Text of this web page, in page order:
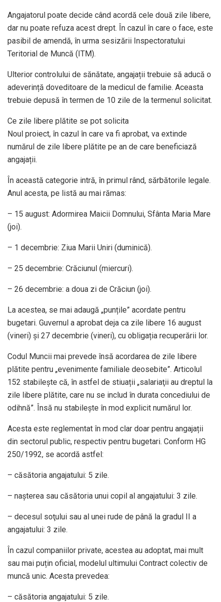
Angajatorul poate decide când acordă cele două zile libere,
dar nu poate refuza acest drept. În cazul în care o face, este
pasibil de amendă, în urma sesizării Inspectoratului
Teritorial de Muncă (ITM).
Ulterior controlului de sănătate, angajații trebuie să aducă o
adeverință doveditoare de la medicul de familie. Aceasta
trebuie depusă în termen de 10 zile de la termenul solicitat.
Ce zile libere plătite se pot solicita
Noul proiect, în cazul în care va fi aprobat, va extinde
numărul de zile libere plătite pe an de care beneficiază
angajații.
În această categorie intră, în primul rând, sărbătorile legale.
Anul acesta, pe listă au mai rămas:
– 15 august: Adormirea Maicii Domnului, Sfânta Maria Mare
(joi).
– 1 decembrie: Ziua Marii Uniri (duminică).
– 25 decembrie: Crăciunul (miercuri).
– 26 decembrie: a doua zi de Crăciun (joi).
La acestea, se mai adaugă „punțile” acordate pentru
bugetari. Guvernul a aprobat deja ca zile libere 16 august
(vineri) și 27 decembrie (vineri), cu obligația recuperării lor.
Codul Muncii mai prevede însă acordarea de zile libere
plătite pentru „evenimente familiale deosebite”. Articolul
152 stabilește că, în astfel de stiuații „salariaţii au dreptul la
zile libere plătite, care nu se includ în durata concediului de
odihnă”. Însă nu stabilește în mod explicit numărul lor.
Acesta este reglementat în mod clar doar pentru angajații
din sectorul public, respectiv pentru bugetari. Conform HG
250/1992, se acordă astfel:
– căsătoria angajatului: 5 zile.
– naşterea sau căsătoria unui copil al angajatului: 3 zile.
– decesul soţului sau al unei rude de până la gradul II a
angajatului: 3 zile.
În cazul companiilor private, acestea au adoptat, mai mult
sau mai puțin oficial, modelul ultimului Contract colectiv de
muncă unic. Acesta prevedea:
– căsătoria angajatului: 5 zile.